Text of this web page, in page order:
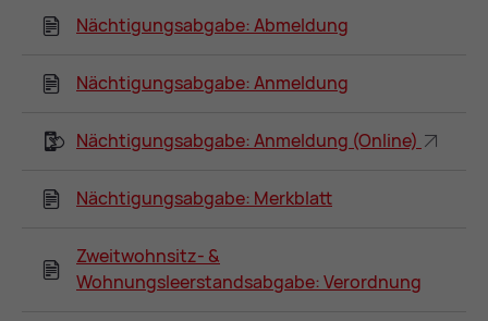
Nächtigungsabgabe: Abmeldung
Nächtigungsabgabe: Anmeldung
Nächtigungsabgabe: Anmeldung (Online)
Nächtigungsabgabe: Merkblatt
Zweitwohnsitz- &
Wohnungsleerstandsabgabe: Verordnung